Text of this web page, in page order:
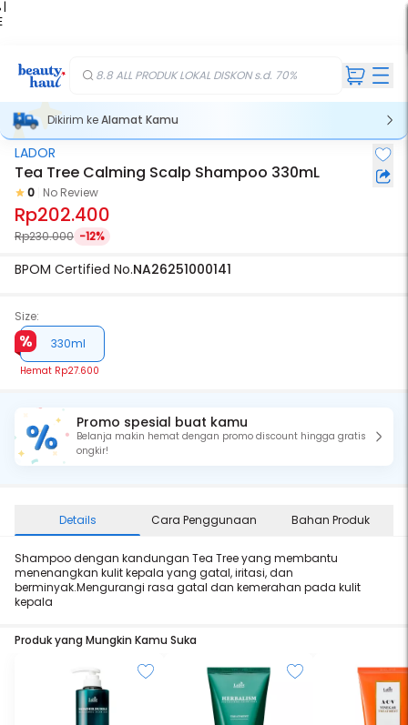
|
8.8 ALL PRODUK LOKAL DISKON s.d. 70%
Dikirim keAlamat Kamu
LADOR
Tea Tree Calming Scalp Shampoo 330mL
0 No Review
Rp202.400
Rp230.000 -12%
BPOM Certified No.NA26251000141
Size:
330ml
Hemat Rp27.600
Promo spesial buat kamu
Belanja makin hemat dengan promo discount hingga gratis
ongkir!
Details Cara Penggunaan Bahan Produk
Shampoo dengan kandungan Tea Tree yang membantu
menenangkan kulit kepala yang gatal, iritasi, dan
berminyak.Mengurangi rasa gatal dan kemerahan pada kulit
kepala
Produk yang Mungkin Kamu Suka